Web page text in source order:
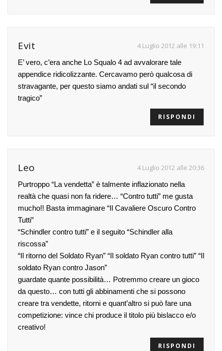
Evit 4 Luglio 2012 alle 19:11
E’ vero, c’era anche Lo Squalo 4 ad avvalorare tale
appendice ridicolizzante. Cercavamo però qualcosa di
stravagante, per questo siamo andati sul “il secondo
tragico”
RISPONDI
Leo 4 Luglio 2012 alle 20:36
Purtroppo “La vendetta” è talmente inflazionato nella
realtà che quasi non fa ridere… “Contro tutti” me gusta
mucho!! Basta immaginare “Il Cavaliere Oscuro Contro
Tutti”
“Schindler contro tutti” e il seguito “Schindler alla
riscossa”
“Il ritorno del Soldato Ryan” “Il soldato Ryan contro tutti” “Il
soldato Ryan contro Jason”
guardate quante possibilità… Potremmo creare un gioco
da questo… con tutti gli abbinamenti che si possono
creare tra vendette, ritorni e quant’altro si può fare una
competizione: vince chi produce il titolo più bislacco e/o
creativo!
RISPONDI